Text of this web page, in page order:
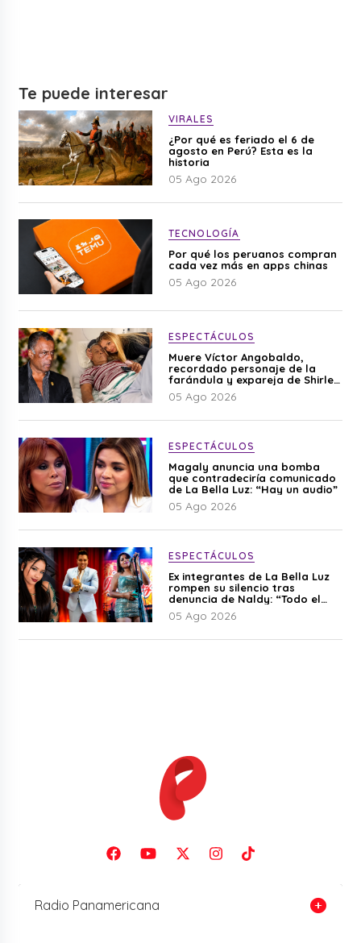
Te puede interesar
VIRALES
¿Por qué es feriado el 6 de
agosto en Perú? Esta es la
historia
05 Ago 2026
TECNOLOGÍA
Por qué los peruanos compran
cada vez más en apps chinas
05 Ago 2026
ESPECTÁCULOS
Muere Víctor Angobaldo,
recordado personaje de la
farándula y expareja de Shirley
Cherres
05 Ago 2026
ESPECTÁCULOS
Magaly anuncia una bomba
que contradeciría comunicado
de La Bella Luz: “Hay un audio”
05 Ago 2026
ESPECTÁCULOS
Ex integrantes de La Bella Luz
rompen su silencio tras
denuncia de Naldy: “Todo el
mundo lo sabía”
05 Ago 2026
Radio Panamericana